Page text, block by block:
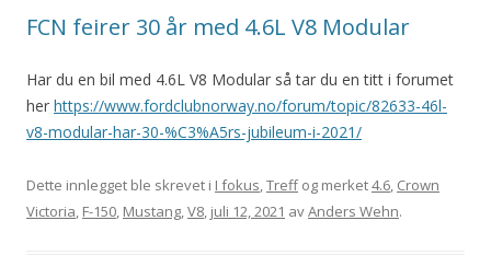
FCN feirer 30 år med 4.6L V8 Modular
Har du en bil med 4.6L V8 Modular så tar du en titt i forumet
her https://www.fordclubnorway.no/forum/topic/82633-46l-
v8-modular-har-30-%C3%A5rs-jubileum-i-2021/
Dette innlegget ble skrevet i I fokus,Treffog merket4.6, Crown
Victoria, F-150, Mustang,V8, juli 12, 2021 avAnders Wehn.